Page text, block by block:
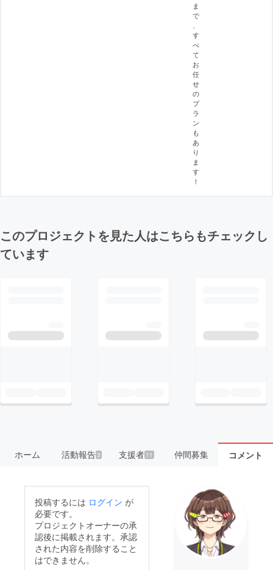
ま
で
す
べ
て
お
任
せ
の
プ
ラ
ン
も
あ
り
ま
す
！
このプロジェクトを見た人はこちらもチェックし
ています
ホーム 活動報告3 支援者 11 仲間募集 コメント
投稿するには ログイン が
必要です。
プロジェクトオーナーの承
認後に掲載されます。承認
された内容を削除すること
はできません。